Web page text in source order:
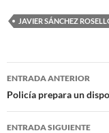
e
b
o
o
k
at
s
A
p
p
JAVIER SÁNCHEZ
Navegación
de
entradas
ENTRADA ANTERIOR
Policía prepara un
ENTRADA SIGUIENTE